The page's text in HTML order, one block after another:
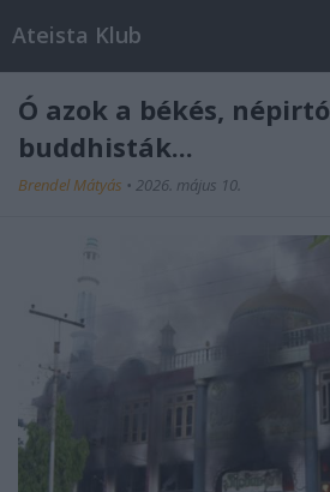
Ateista Klub
Ó azok a békés, népirtó
buddhisták...
Brendel Mátyás • 2026. május 10.